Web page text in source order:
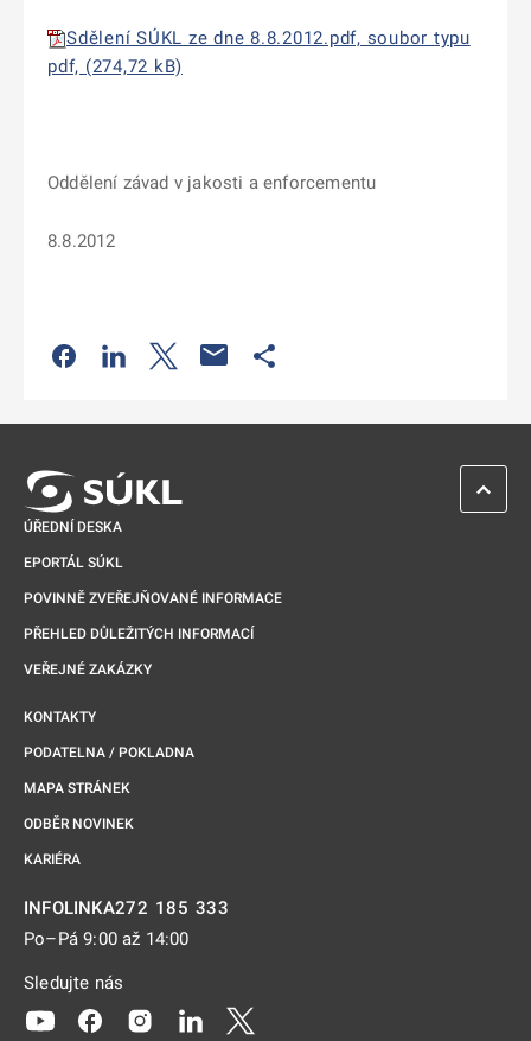
Sdělení SÚKL ze dne 8.8.2012.pdf, soubor typu
pdf, (274,72 kB)
Oddělení závad v jakosti a enforcementu
8.8.2012
Odkaz se otevře na nové kartě
Odkaz se otevře na nové kartě
Odkaz se otevře na nové kartě
ÚŘEDNÍ DESKA
EPORTÁL SÚKL
POVINNĚ ZVEŘEJŇOVANÉ INFORMACE
PŘEHLED DŮLEŽITÝCH INFORMACÍ
VEŘEJNÉ ZAKÁZKY
KONTAKTY
PODATELNA / POKLADNA
MAPA STRÁNEK
ODBĚR NOVINEK
KARIÉRA
INFOLINKA272 185 333
Po–Pá 9:00 až 14:00
Sledujte nás
Odkaz se otevře na nové kartě
Odkaz se otevře na nové kartě
Odkaz se otevře na nové kartě
Odkaz se otevře na nové kartě
ZPĚT